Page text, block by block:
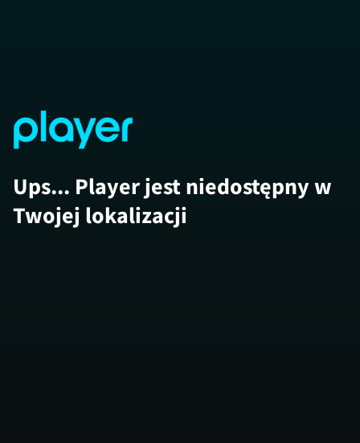
Ups... Player jest niedostępny w
Twojej lokalizacji